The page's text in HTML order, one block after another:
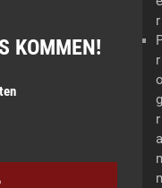
KOMMEN!
r
r
g
r
a